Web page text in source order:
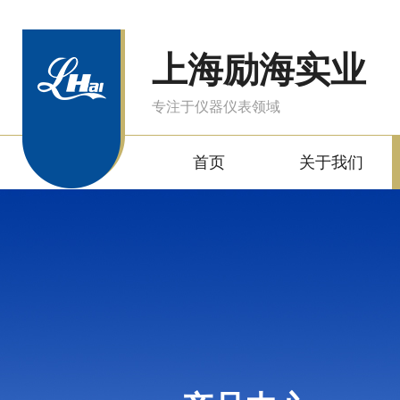
上海励海实业
专注于仪器仪表领域
首页 关于我们